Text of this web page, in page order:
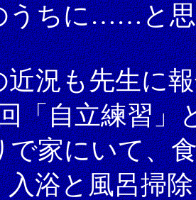
うちに……と思
近況も先生に
「自立練習」
で家にいて、
入浴と風呂掃